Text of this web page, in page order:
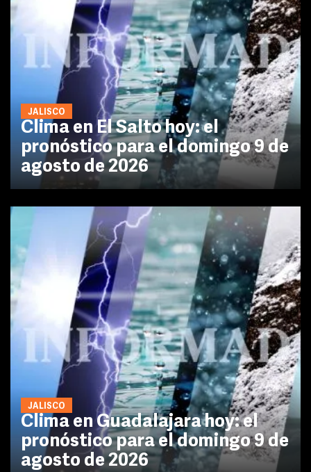
JALISCO
Clima en El Salto hoy: el
pronóstico para el domingo 9 de
agosto de 2026
JALISCO
Clima en Guadalajara hoy: el
pronóstico para el domingo 9 de
agosto de 2026